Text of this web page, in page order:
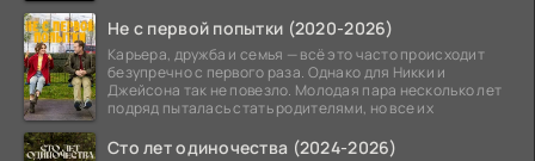
Не с первой попытки (2020-2026)
Карьера, дружба и семья — всё это часто происходит
безупречно с первого раза. Однако для Никки и
Джейсона так не повезло. Молодая пара несколько лет
подряд пыталась стать родителями, но все их
Сто лет одиночества (2024-2026)